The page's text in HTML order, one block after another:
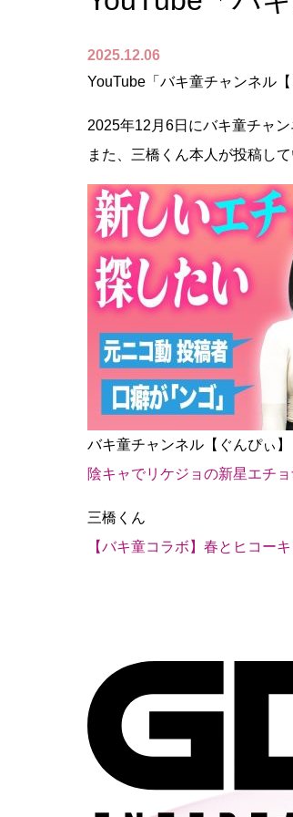
2025.12.06
YouTube「バキ童チャンネル
2025年12月6日にバキ童チャ
また、三橋くん本人が投稿し
バキ童チャンネル【ぐんぴぃ】
陰キャでリケジョの新星エチ
三橋くん
【バキ童コラボ】春とヒコー